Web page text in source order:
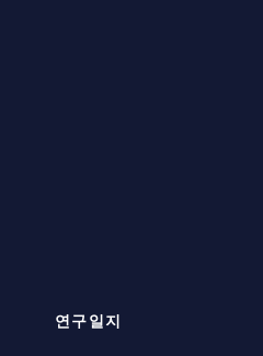
연구일지